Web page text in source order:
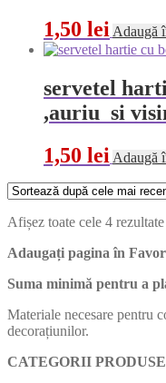
1,50 lei Adaugă
servetel
,auriu si
1,50 lei Adaugă
Afișez toate cele 4 rezultate
Adaugați pagina în
Suma minimă pentru a
Materiale necesare pentru
decorațiunilor.
CATEGORII PRODUSE